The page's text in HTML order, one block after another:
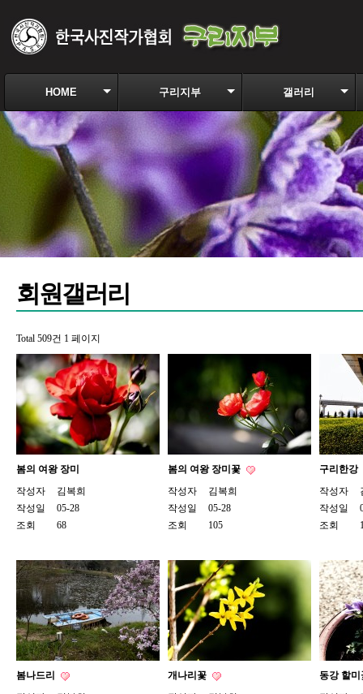
HOME 구리지부 갤러리
회원갤러리
Total 509건 1 페이지
봄의 여왕 장미
작성자
김복희
작성일
05-28
조회
68
봄의 여왕 장미꽃
작성자
김복희
작성일
05-28
조회
105
구리한강
작성자
작성일
조회
봄나드리
개나리꽃
동강 할